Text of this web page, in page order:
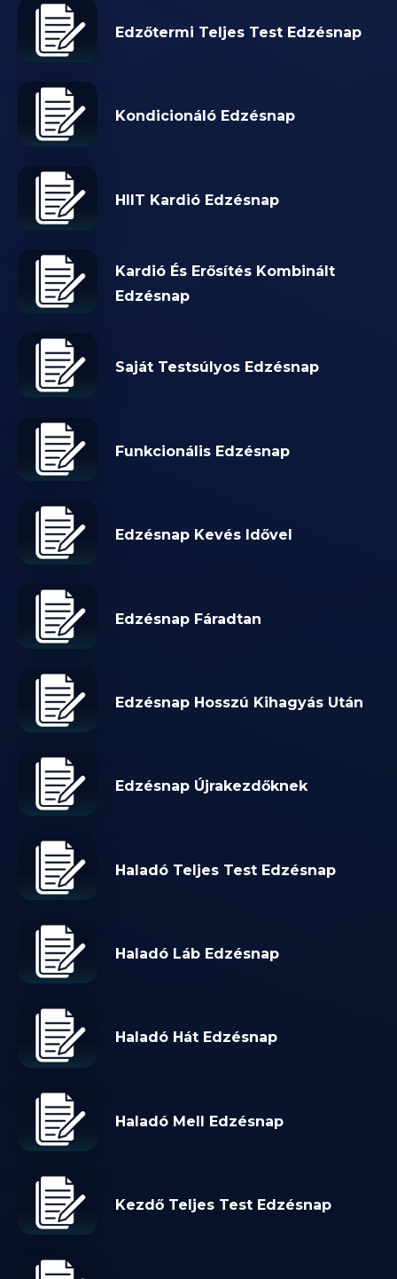
Edzőtermi Teljes Test Edzésnap
Kondicionáló Edzésnap
HIIT Kardió Edzésnap
Kardió És Erősítés Kombinált
Edzésnap
Saját Testsúlyos Edzésnap
Funkcionális Edzésnap
Edzésnap Kevés Idővel
Edzésnap Fáradtan
Edzésnap Hosszú Kihagyás Után
Edzésnap Újrakezdőknek
Haladó Teljes Test Edzésnap
Haladó Láb Edzésnap
Haladó Hát Edzésnap
Haladó Mell Edzésnap
Kezdő Teljes Test Edzésnap